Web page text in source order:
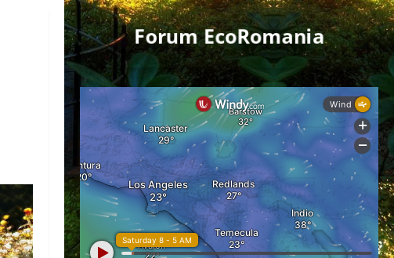
Forum EcoRomania